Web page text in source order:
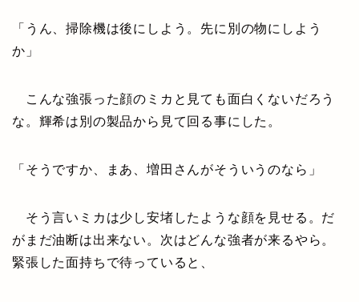
「うん、掃除機は後にしよう。先に別の物にしよう
か」
こんな強張った顔のミカと見ても面白くないだろう
な。輝希は別の製品から見て回る事にした。
「そうですか、まあ、増田さんがそういうのなら」
そう言いミカは少し安堵したような顔を見せる。だ
がまだ油断は出来ない。次はどんな強者が来るやら。
緊張した面持ちで待っていると、